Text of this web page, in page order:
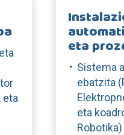
eta
eta
Sistema
ebatzita
eta
Robotika)